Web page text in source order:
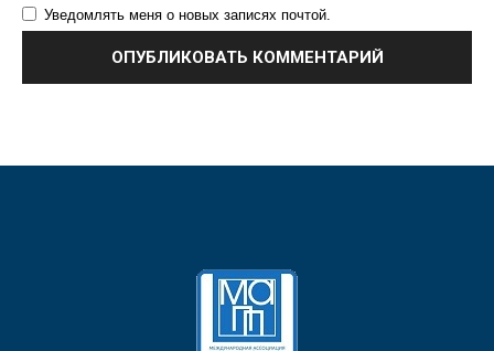
Уведомлять меня о новых записях почтой.